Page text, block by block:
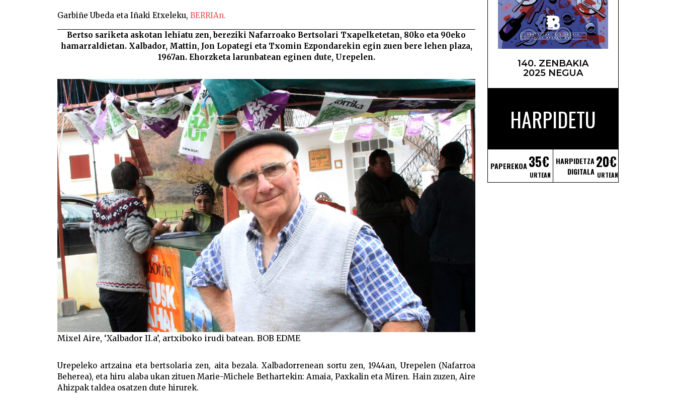
Garbiñe Ubeda eta Iñaki Etxeleku, BERRIAn.
Bertso sariketa askotan lehiatu zen, bereziki Nafarroako Bertsolari Txapelketetan, 80ko eta 90eko
hamarraldietan. Xalbador, Mattin, Jon Lopategi eta Txomin Ezpondarekin egin zuen bere lehen plaza,
1967an. Ehorzketa larunbatean eginen dute, Urepelen.
Mixel Aire, ‘Xalbador II.a’, artxiboko irudi batean. BOB EDME
Urepeleko artzaina eta bertsolaria zen, aita bezala. Xalbadorrenean sortu zen, 1944an, Urepelen (Nafarroa
Beherea), eta hiru alaba ukan zituen Marie-Michele Bethartekin: Amaia, Paxkalin eta Miren. Hain zuzen, Aire
Ahizpak taldea osatzen dute hirurek.
140. ZENBAKIA
2025 NEGUA
HARPIDETU
PAPEREKOA35€
URTEAN
HARPIDETZA
DIGITALA
20€
URTEAN